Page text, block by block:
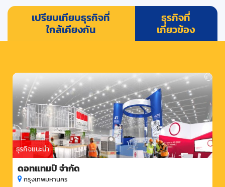
เปรียบเทียบธุรกิจที่
ใกล้เคียงกัน
ธุรกิจที่
เกี่ยวข้อง
ธุรกิจแนะนำ
ดอทแทมป์ จำกัด
กรุงเทพมหานคร